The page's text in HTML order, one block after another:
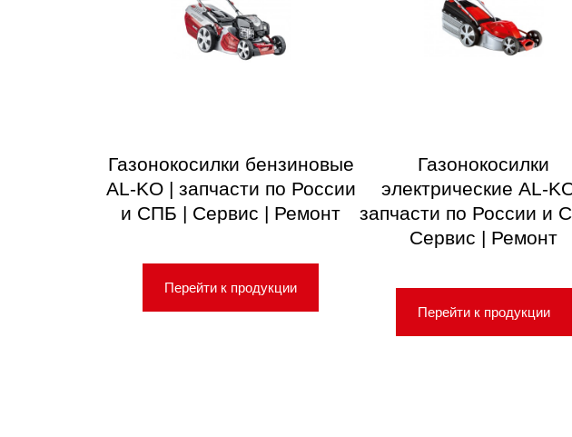
Газонокосилки бензиновые
AL-KO | запчасти по России
и СПБ | Сервис | Ремонт
Перейти к продукции
Газонокосилки
электрические AL-
запчасти по России и
Сервис | Ремонт
Перейти к продукции